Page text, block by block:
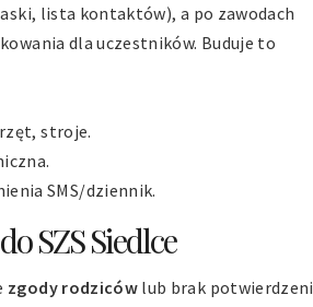
lista kontaktów), a po zawodach
dla uczestników. Buduje to
stroje.
SMS/dziennik.
SZS Siedlce
zgody rodziców lub brak